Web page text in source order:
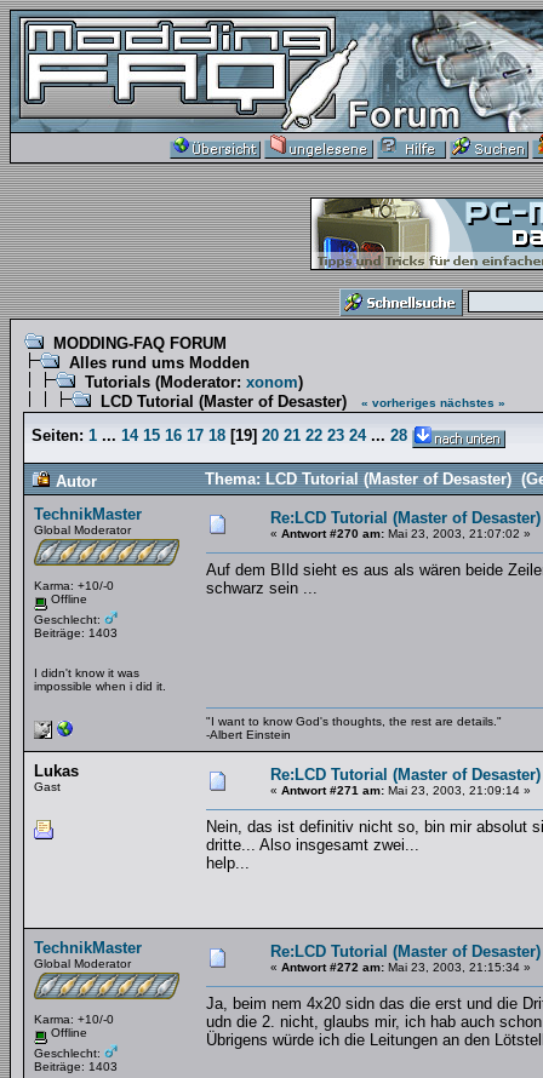
MODDING-FAQ FORUM
Alles rund ums Modden
Tutorials (Moderator: xonom)
LCD Tutorial (Master of Desaster)
« vorheriges nächstes »
Seiten: 1 ... 14 15 16 17 18 [19] 20 21 22 23 24 ... 28
Autor
Thema: LCD Tutorial (Master of Desaster)
TechnikMaster
Global Moderator
Karma: +10/-0
Offline
Geschlecht:
Beiträge: 1403
I didn't know it was
impossible when i did it.
Re:LCD Tutorial (Master of Desaster)
« Antwort #270 am: Mai 23, 2003, 21:07:02 »
Auf dem BIld sieht es aus als wären beide
schwarz sein ...
"I want to know God's thoughts, the rest are details."
-Albert Einstein
Lukas
Gast
Re:LCD Tutorial (Master of Desaster)
« Antwort #271 am: Mai 23, 2003, 21:09:14 »
Nein, das ist definitiv nicht so, bin mir absolut
dritte... Also insgesamt zwei...
help...
TechnikMaster
Global Moderator
Karma: +10/-0
Offline
Geschlecht:
Beiträge: 1403
Re:LCD Tutorial (Master of Desaster)
« Antwort #272 am: Mai 23, 2003, 21:15:34 »
Ja, beim nem 4x20 sidn das die erst und die
udn die 2. nicht, glaubs mir, ich hab auch
Übrigens würde ich die Leitungen an den